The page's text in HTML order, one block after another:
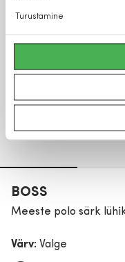
Turustamine
BOSS
Meeste polo särk
Värv: Valge